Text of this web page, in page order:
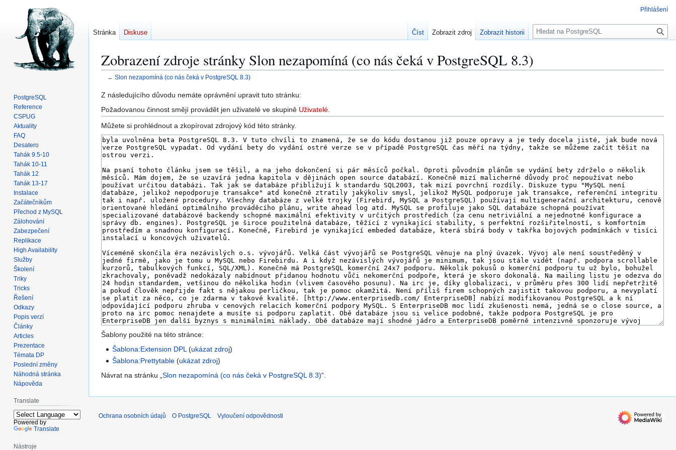
Zobrazení zdroje stránky Slon nezapomíná (co nás čeká v PostgreSQL 8.3)
← Slon nezapomíná (co nás čeká v PostgreSQL 8.3)
Skočit
na
navigaci
Skočit
na
vyhledávání
Z následujícího důvodu nemáte oprávnění upravit tuto stránku:
Požadovanou činnost smějí provádět jen uživatelé ve skupině Uživatelé
Můžete si prohlédnout a zkopírovat zdrojový kód této stránky.
Šablony použité na této stránce:
Šablona:Extension DPL (ukázat zdroj)
Šablona:Prettytable (ukázat zdroj)
Návrat na stránku „Slon nezapomíná (co nás čeká v PostgreSQL 8.3)“.
Přihlášení
Stránka Diskuse Číst Zobrazit zdroj Zobrazit historii
H
l
d
a
PostgreSQL
Reference
CSPUG
Aktuality
FAQ
Desatero
Tahák 9.5-10
Tahák 10-11
Tahák 12
Tahák 13-17
Instalace
Začátečníkům
Přechod z MySQL
Zálohování
Zabezpečení
Replikace
High Availability
Služby
Školení
Triky
Tricks
Řešení
Odkazy
Popis verzí
Články
Articles
Prezentace
Témata DP
Poslední změny
Náhodná stránka
Nápověda
Translate
Powered by
Translate
Nástroje
Ochrana osobních údajů O PostgreSQL Vyloučení odpovědnosti